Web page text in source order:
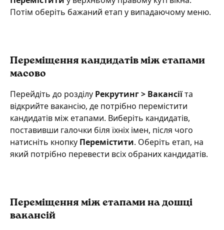
Потім оберіть бажаний етап у випадаючому меню.
Переміщення кандидатів між етапами
масово
Перейдіть до розділу Рекрутинг > Вакансії та
відкрийте вакансію, де потрібно перемістити
кандидатів між етапами. Виберіть кандидатів,
поставивши галочки біля їхніх імен, після чого
натисніть кнопку Перемістити. Оберіть етап, на
який потрібно перевести всіх обраних кандидатів.
Переміщення між етапами на дошці
вакансій